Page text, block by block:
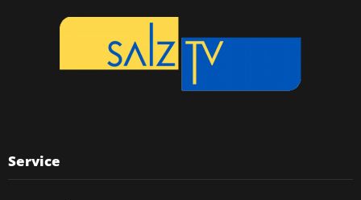
Service